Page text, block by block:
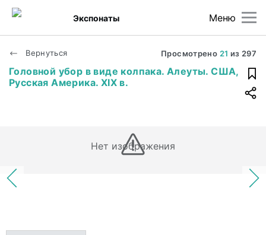
Меню
Экспонаты
Вернуться Просмотрено 21 из 297
Головной убор в виде колпака. Алеуты. США,
Русская Америка. XIX в.
Нет изображения